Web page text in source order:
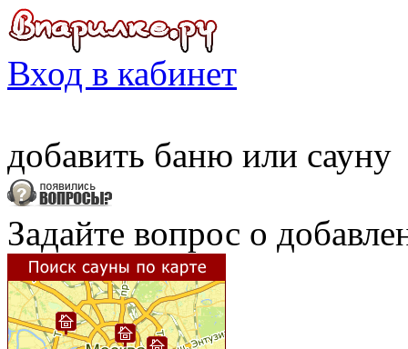
Вход в кабинет
добавить баню или сауну
Задайте вопрос о